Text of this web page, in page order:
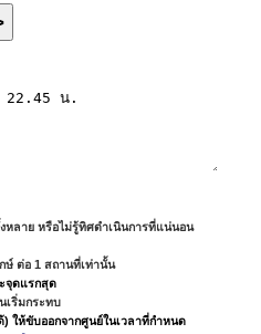
ลาย หรือไม่รู้ทิศดำเนินการที่แน่นอน
ษ์ ต่อ 1 สถานที่เท่านั้น
จุดแรกสุด
เริ่มกระทบ
) ให้ขับออกจากศูนย์ในเวลาที่กำหนด